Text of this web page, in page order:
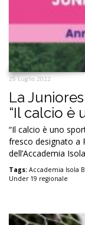
25 Luglio 2022
La
“Il calcio è
“Il calcio è uno
fresco designato a
dell’Accademia
Tags: Accademia Isola
Under 19 regionale